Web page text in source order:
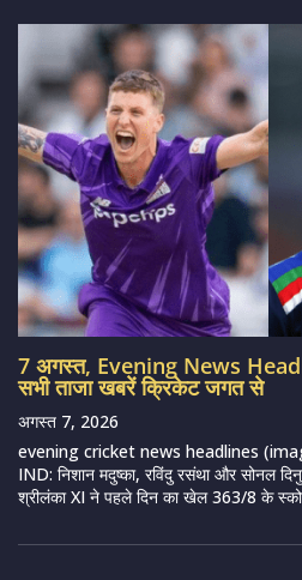
7 अगस्त, Evening News
सभी ताजा खबरें क्रिकेट जगत से
अगस्त 7, 2026
evening cricket news headlines
IND: निशान मदुष्का, रविंदु रसंथा और सोनल
श्रीलंका XI ने पहले दिन का खेल 363/8 के